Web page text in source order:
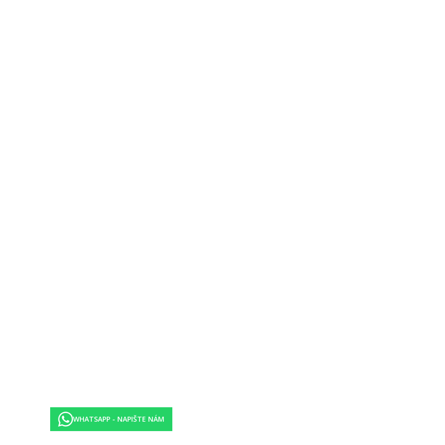
pokojů. V hotelu se nachází recepce otevřená 24 hodin denně (přihlášení je možné od 14:00 hodin, odhlášení do 11:00 hodin), lobby,
Wi-Fi je hotelovým hostům k dispozici zdarma. Pokojový servis a služba praní prádla jsou za poplatek.
s plochou obrazovkou s místními kanály a také centrálně řízenou klimatizací.
WHATSAPP - NAPIŠTE NÁM